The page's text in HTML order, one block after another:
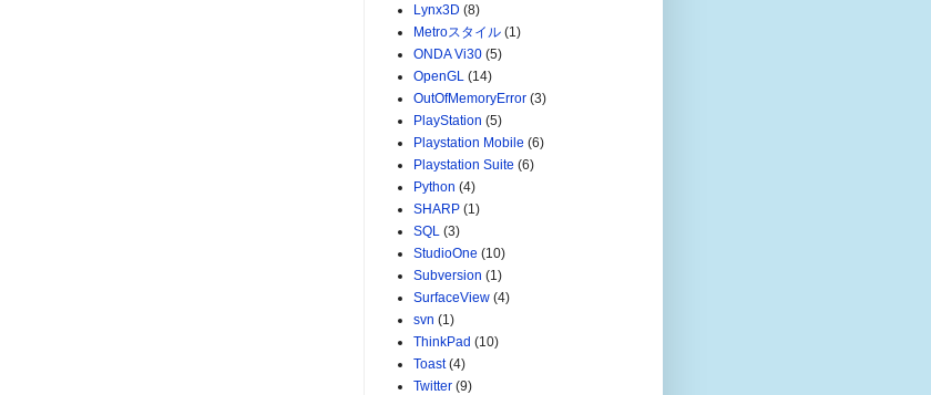
Lynx3D (8)
Metroスタイル (1)
ONDA Vi30 (5)
OpenGL (14)
OutOfMemoryError (3)
PlayStation (5)
Playstation Mobile (6)
Playstation Suite (6)
Python (4)
SHARP (1)
SQL (3)
StudioOne (10)
Subversion (1)
SurfaceView (4)
svn (1)
ThinkPad (10)
Toast (4)
Twitter (9)